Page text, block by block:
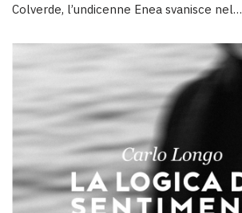
Colverde, l’undicenne Enea svanisce nel…